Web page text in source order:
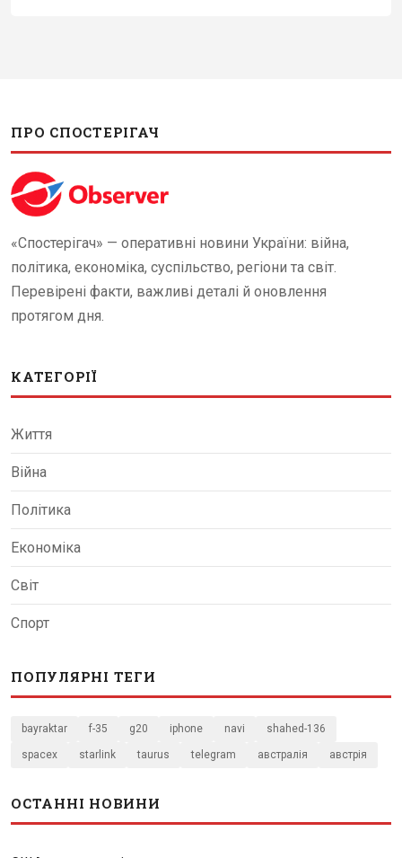
ПРО СПОСТЕРІГАЧ
«Спостерігач» — оперативні новини України: війна,
політика, економіка, суспільство, регіони та світ.
Перевірені факти, важливі деталі й оновлення
протягом дня.
КАТЕГОРІЇ
Життя
Війна
Політика
Економіка
Світ
Спорт
ПОПУЛЯРНІ ТЕГИ
bayraktar f-35 g20 iphone navi shahed-136
spacex starlink taurus telegram австралія австрія
ОСТАННІ НОВИНИ